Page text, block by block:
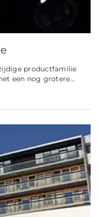
productfamilie
een nog grotere...